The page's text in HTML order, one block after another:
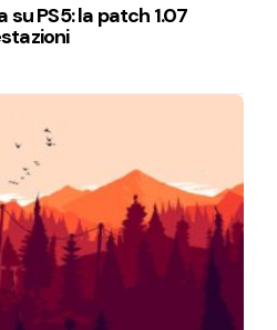
su PS5: la patch 1.07